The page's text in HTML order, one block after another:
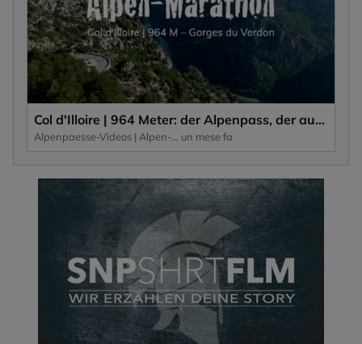
Col d'Illoire | 964 Meter: der Alpenpass, der auf dem Plateau der 700 Meter tiefen Schlucht, Gorges du Verdon liegt.
Alpenpaesse-Videos | Alpen-Marathon un mese fa